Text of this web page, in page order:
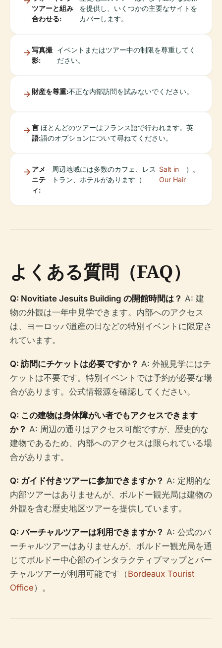
ツアーと組み
合わせる:
を提供し、いくつかの主要なサイトを
カバーします。
写真撮
影:
イベントまたはツアー中の制限を尊重してく
ださい。
財産を尊重:不正な内部訪問を試みないでください。
言
語:
ほとんどのツアーはフランス語で行われます。英
語のオプションについて尋ねてください。
アメ
ニテ
ィ:
周辺地域には多数のカフェ、レス
トラン、ホテルがあります（
Salt in
Our Hair
）。
よくある質問（FAQ）
Q: Novitiate Jesuits Building の開館時間は？ A: 建
物の外観は一年中見学できます。内部へのアクセス
は、ヨーロッパ遺産の日などの特別イベントに限定さ
れています。
Q: 訪問にチケットは必要ですか？ A: 外観見学にはチ
ケットは不要です。特別イベントでは予約が必要な場
合があります。公式情報源を確認してください。
Q: この建物は身体障がい者でもアクセスできます
か？ A: 周辺の通りはアクセス可能ですが、歴史的な
建物であるため、内部へのアクセスは限られている場
合があります。
Q: ガイド付きツアーに参加できますか？ A: 定期的な
内部ツアーはありませんが、ボルドー観光局は建物の
外観を含む歴史地区ツアーを提供しています。
Q: バーチャルツアーは利用できますか？ A: 公式のバ
ーチャルツアーはありませんが、ボルドー観光局を通
じてボルドー中心部のインタラクティブマップとバー
チャルツアーが利用可能です（Bordeaux Tourist
Office）。